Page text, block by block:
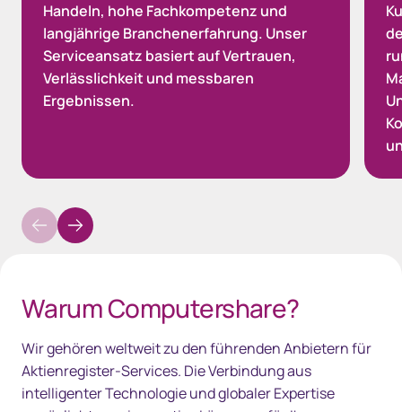
Handeln, hohe Fachkompetenz und
langjährige Branchenerfahrung. Unser
Serviceansatz basiert auf Vertrauen,
Verlässlichkeit und messbaren
Ergebnissen.
Warum Computershare?
Wir gehören weltweit zu den führenden Anbietern für
Aktienregister-Services. Die Verbindung aus
intelligenter Technologie und globaler Expertise